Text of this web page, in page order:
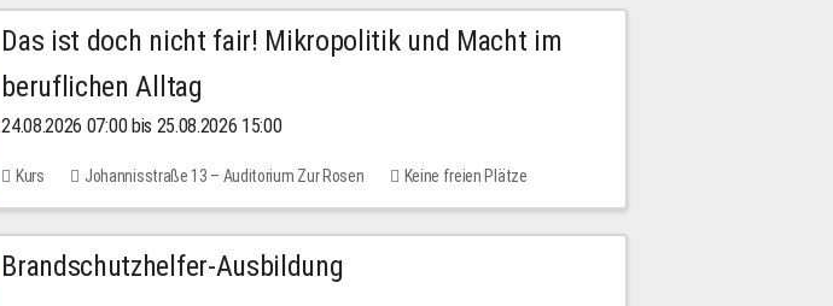
Das ist doch nicht fair! Mikropolitik und Macht im
beruflichen Alltag
24.08.2026 07:00 bis 25.08.2026 15:00
Kurs Johannisstraße 13 – Auditorium Zur Rosen Keine freien Plätze
Brandschutzhelfer-Ausbildung